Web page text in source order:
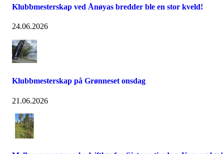
Klubbmesterskap ved Ånøyas bredder ble en stor kveld!
24.06.2026
Klubbmesterskap på Grønneset onsdag
21.06.2026